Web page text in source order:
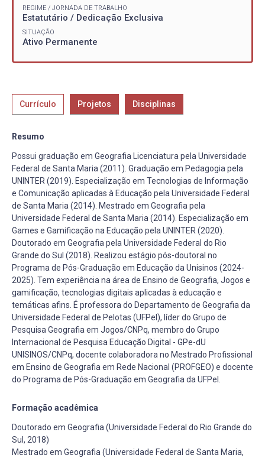
REGIME / JORNADA DE TRABALHO
Estatutário / Dedicação Exclusiva
SITUAÇÃO
Ativo Permanente
Currículo Projetos Disciplinas
Resumo
Possui graduação em Geografia Licenciatura pela Universidade
Federal de Santa Maria (2011). Graduação em Pedagogia pela
UNINTER (2019). Especialização em Tecnologias de Informação
e Comunicação aplicadas à Educação pela Universidade Federal
de Santa Maria (2014). Mestrado em Geografia pela
Universidade Federal de Santa Maria (2014). Especialização em
Games e Gamificação na Educação pela UNINTER (2020).
Doutorado em Geografia pela Universidade Federal do Rio
Grande do Sul (2018). Realizou estágio pós-doutoral no
Programa de Pós-Graduação em Educação da Unisinos (2024-
2025). Tem experiência na área de Ensino de Geografia, Jogos e
gamificação, tecnologias digitais aplicadas à educação e
temáticas afins. É professora do Departamento de Geografia da
Universidade Federal de Pelotas (UFPel), líder do Grupo de
Pesquisa Geografia em Jogos/CNPq, membro do Grupo
Internacional de Pesquisa Educação Digital - GPe-dU
UNISINOS/CNPq, docente colaboradora no Mestrado Profissional
em Ensino de Geografia em Rede Nacional (PROFGEO) e docente
do Programa de Pós-Graduação em Geografia da UFPel.
Formação acadêmica
Doutorado em Geografia (Universidade Federal do Rio Grande do
Sul, 2018)
Mestrado em Geografia (Universidade Federal de Santa Maria,